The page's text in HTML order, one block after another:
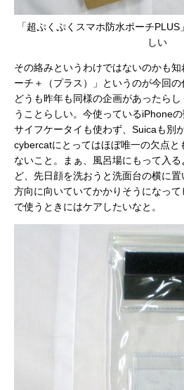
「超ぷくぷくスマホ防水ポーチ
しい
その絡みというわけではないのかも
ーチ＋（プラス）」というのが今回の
どうも昨年も同様の企画があったら
うことらしい。今使っているiPhone
サイフケータイも使わず、Suicaも別
cybercatにとってはほぼ唯一の欠点と
ないこと。まぁ、風呂場にもって入
ど、先日顔を洗おうと洗面台の横に
方向に向いていてかかりそうになっ
で使うときにはケアしたいなと。